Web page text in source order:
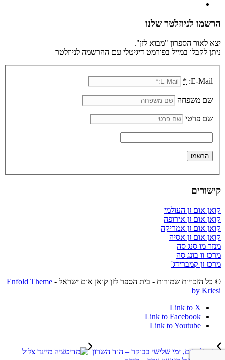
הרשמו לניוזלטר שלנו
יצא לאור הספרון "מבוא לזן".
ניתן לקבלו במייל בפורמט דיגיטלי עם ההרשמה לניוזלטר
E-Mail:
*
שם משפחה
שם פרטי
קישורים
קואן אום זן העולמי
קואן אום זן אירופה
קואן אום זן אמריקה
קואן אום זן אסיה
מנזר מו סנג סה
מרכז וו בונג סה
מרכז זן קמברידג'
© כל הזכויות שמורות - בית הספר לזן קואן אום ישראל - Enfold Theme
by Kriesi
Link to X
Link to Facebook
Link to Youtube
תרגול בזום, ימי שלישי בבוקר – הוד השרון